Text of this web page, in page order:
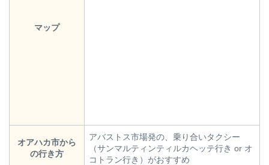
マップ
オアハカ市から
の行き方
アバストス市場発の、乗り合いタクシー
（サンマルティンティルカヘッテ行き or オ
コトラン行き）がおすすめ